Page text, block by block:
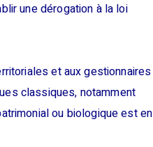
une dérogation à la loi
et aux gestionnaires
classiques, notamment
ou biologique est en